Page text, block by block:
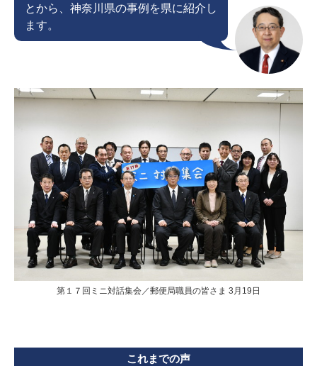
とから、神奈川県の事例を県に紹介し
ます。
第１７回ミニ対話集会／郵便局職員の皆さま 3月19日
これまでの声